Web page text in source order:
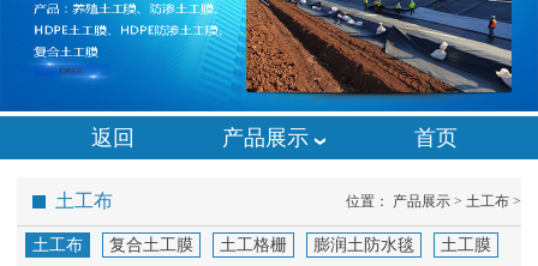
返回 产品展示 首页
土工布 位置： 产品展示 > 土工布 >
土工布 复合土工膜 土工格栅 膨润土防水毯 土工膜